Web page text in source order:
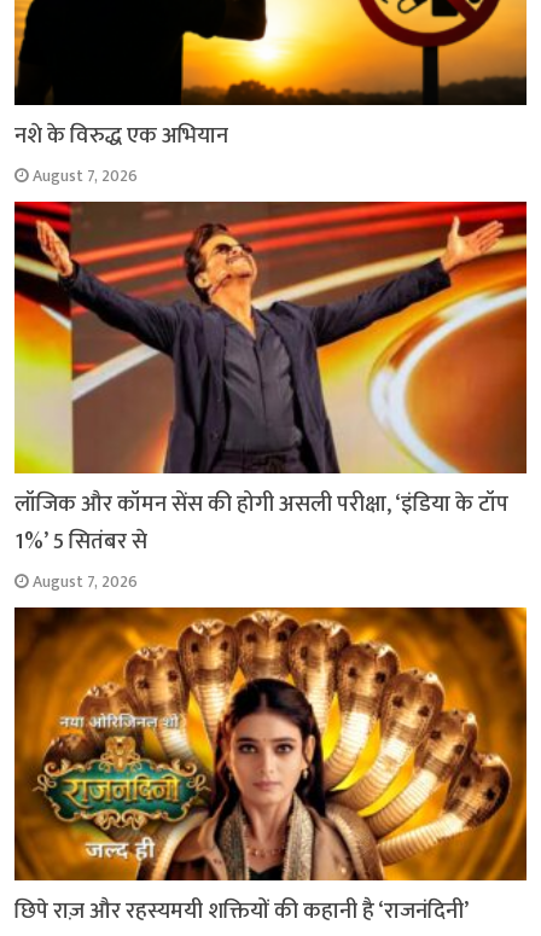
नशे के विरुद्ध एक अभियान
August 7, 2026
लॉजिक और कॉमन सेंस की होगी असली परीक्षा, ‘इंडिया के टॉप
1%’ 5 सितंबर से
August 7, 2026
छिपे राज़ और रहस्यमयी शक्तियों की कहानी है ‘राजनंदिनी’